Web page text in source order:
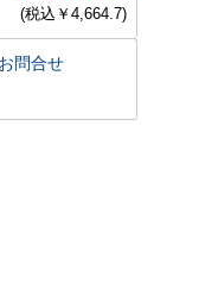
(税込￥ 4,664.7)
問合せ